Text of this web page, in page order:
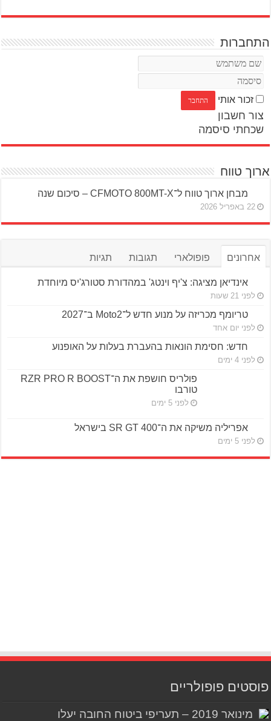
התחברות
זכור אותי
צור חשבון
שכחתי סיסמה
ארוך טווח
מבחן ארוך טווח ל־CFMOTO 800MT-X – סיכום שנה
22 באפריל 2026
אחרונים פופולארי תגובות תגיות
אינדיאן מציגה: צ'יף וינטג' במהדורת סטורג'יס מיוחדת
לפני 21 שעות
טריומף מכריזה על מנוע חדש ל־Moto2 ב־2027
לפני יום אחד
חדש: חסימת הונאות בהעברת בעלות על האופנוע
לפני 4 ימים
פולריס חושפת את ה־RZR PRO R BOOST
טורבו
לפני 5 ימים
אפריליה משיקה את ה־SR GT 400 בישראל
לפני 5 ימים
פוסטים פופולריים
מינואר 2019 – תעריפי ביטוח החובה יעלו